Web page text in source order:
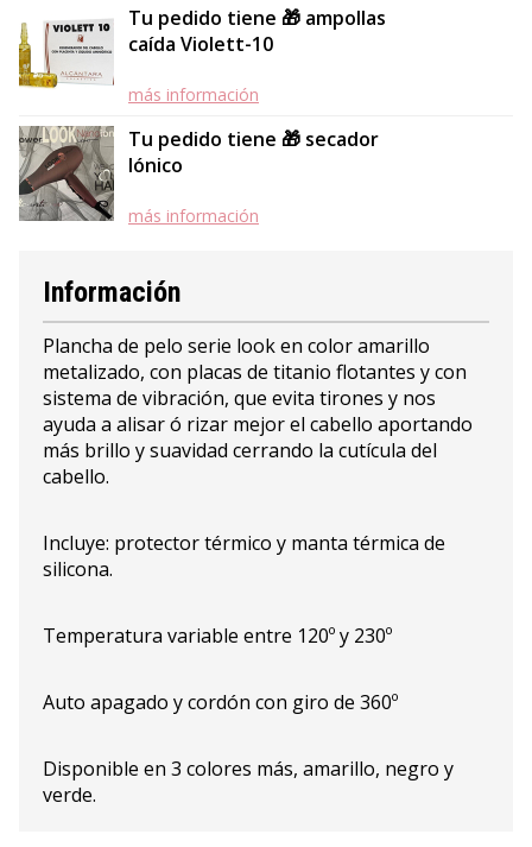
Tu pedido tiene 🎁 ampollas
caída Violett-10
más información
Tu pedido tiene 🎁 secador
Iónico
más información
Información
Plancha de pelo serie look en color amarillo
metalizado, con placas de titanio flotantes y con
sistema de vibración, que evita tirones y nos
ayuda a alisar ó rizar mejor el cabello aportando
más brillo y suavidad cerrando la cutícula del
cabello.
Incluye: protector térmico y manta térmica de
silicona.
Temperatura variable entre 120º y 230º
Auto apagado y cordón con giro de 360º
Disponible en 3 colores más, amarillo, negro y
verde.